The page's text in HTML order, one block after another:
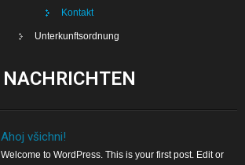
Kontakt
Unterkunftsordnung
NACHRICHTEN
Ahoj všichni!
Welcome to WordPress. This is your first post. Edit or